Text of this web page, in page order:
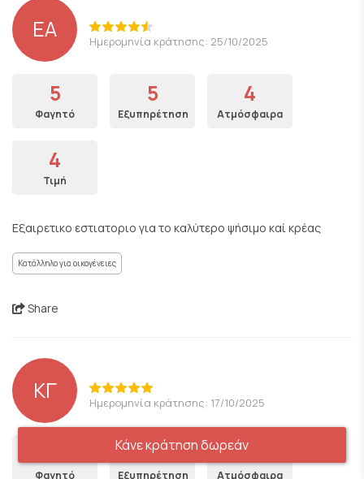
EA Ημερομηνία κράτησης: 25/10/2025
5
Φαγητό
5
Εξυπηρέτηση
4
Ατμόσφαιρα
4
Τιμή
Εξαιρετικο εστιατοριο για το καλύτερο ψήσιμο καί κρέας
Κατάλληλο για οικογένειες
Share
ΚΓ Ημερομηνία κράτησης: 17/10/2025
Φαγητό
5
Εξυπηρέτηση
5
Ατμόσφαιρα
Κάνε κράτηση δωρεάν